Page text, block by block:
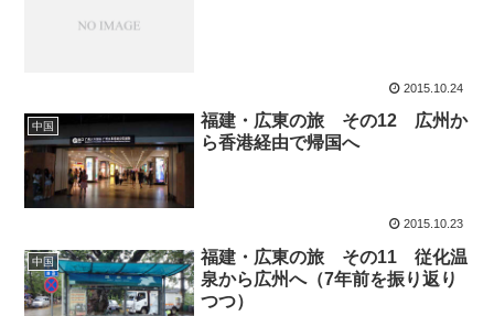
2015.10.24
中国
福建・広東の旅 その12 広州か
ら香港経由で帰国へ
2015.10.23
中国
福建・広東の旅 その11 従化温
泉から広州へ（7年前を振り返り
つつ）